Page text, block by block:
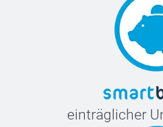
einträglicher